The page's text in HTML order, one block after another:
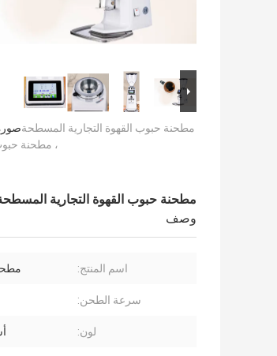
مطحنة حبوب القهوة التجارية المسطحة
، مطحنة
مطحنة حبوب القهوة التجارية
وصف
اسم المنتج:
سرعة الطحن:
لون: